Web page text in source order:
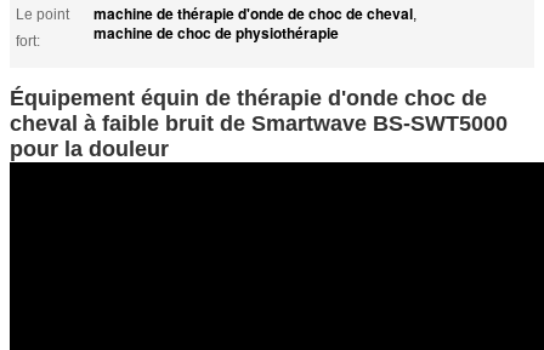
Le point
fort:
machine de thérapie d'onde de choc de cheval,
machine de choc de physiothérapie
Équipement équin de thérapie d'onde choc de
cheval à faible bruit de Smartwave BS-SWT5000
pour la douleur